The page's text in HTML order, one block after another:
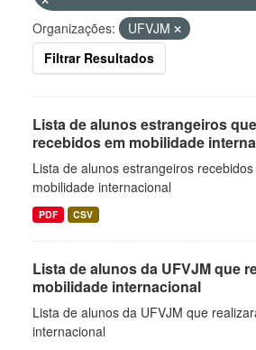
Organizações:
UFVJM
Filtrar Resultados
Lista de alunos estrangeiros
recebidos em mobilidade
Lista de alunos estrangeiros
mobilidade internacional
PDF CSV
Lista de alunos da UFVJM que
mobilidade internacional
Lista de alunos da UFVJM que
internacional